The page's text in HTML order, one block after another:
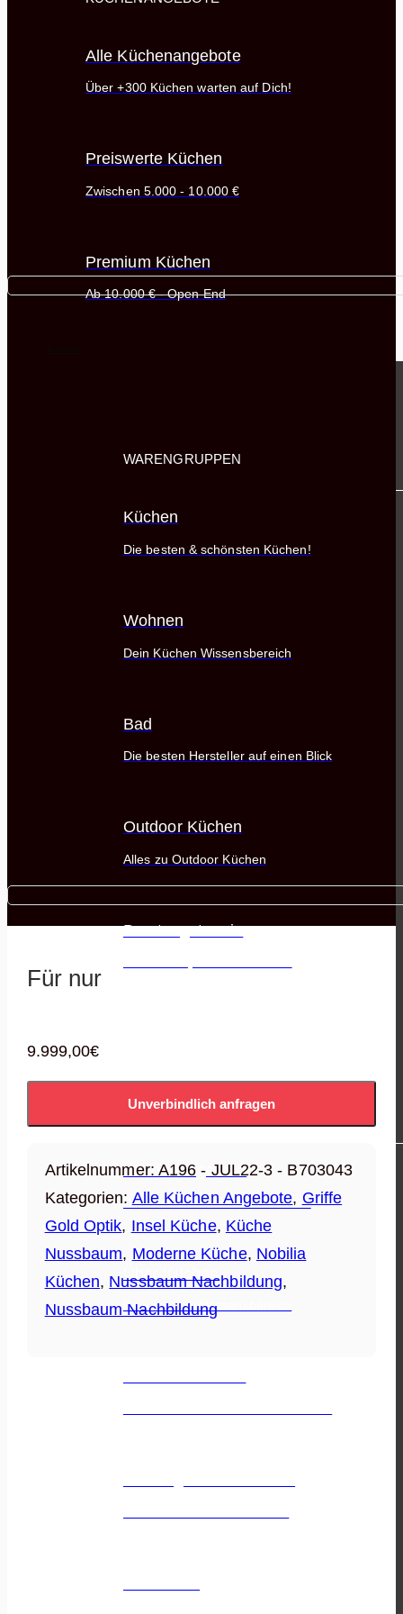
Alle Küchenangebote
Über +300 Küchen warten auf Dich!
Preiswerte Küchen
Zwischen 5.000 - 10.000 €
Premium Küchen
Ab 10.000 € - Open End
WARENGRUPPEN
Küchen
Die besten & schönsten Küchen!
Wohnen
Dein Küchen Wissensbereich
Bad
Die besten Hersteller auf einen Blick
Outdoor Küchen
Alles zu Outdoor Küchen
Beratungstermin
KÜCHEN & ANGEBOTE
Küchenangebote
Die besten & schönsten Küchen!
Über Küchen
Dein Küchen Wissensbereich
Für nur
9.999,00€
Unverbindlich anfragen
Artikelnummer: A196 - JUL22-3 - B703043
Kategorien: Alle Küchen Angebote, Griffe
Gold Optik, Insel Küche, Küche
Nussbaum, Moderne Küche, Nobilia
Küchen, Nussbaum Nachbildung,
Nussbaum Nachbildung